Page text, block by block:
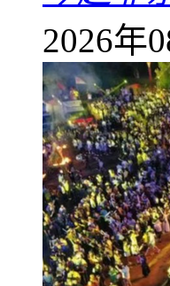
2026年